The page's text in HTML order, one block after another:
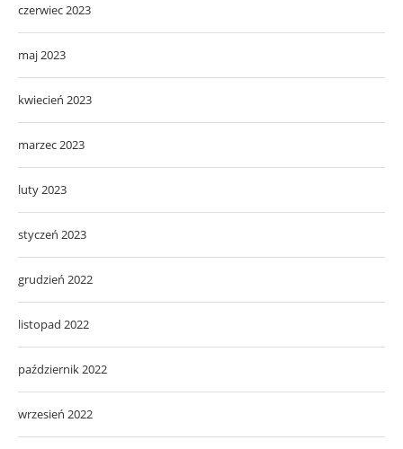
czerwiec 2023
maj 2023
kwiecień 2023
marzec 2023
luty 2023
styczeń 2023
grudzień 2022
listopad 2022
październik 2022
wrzesień 2022